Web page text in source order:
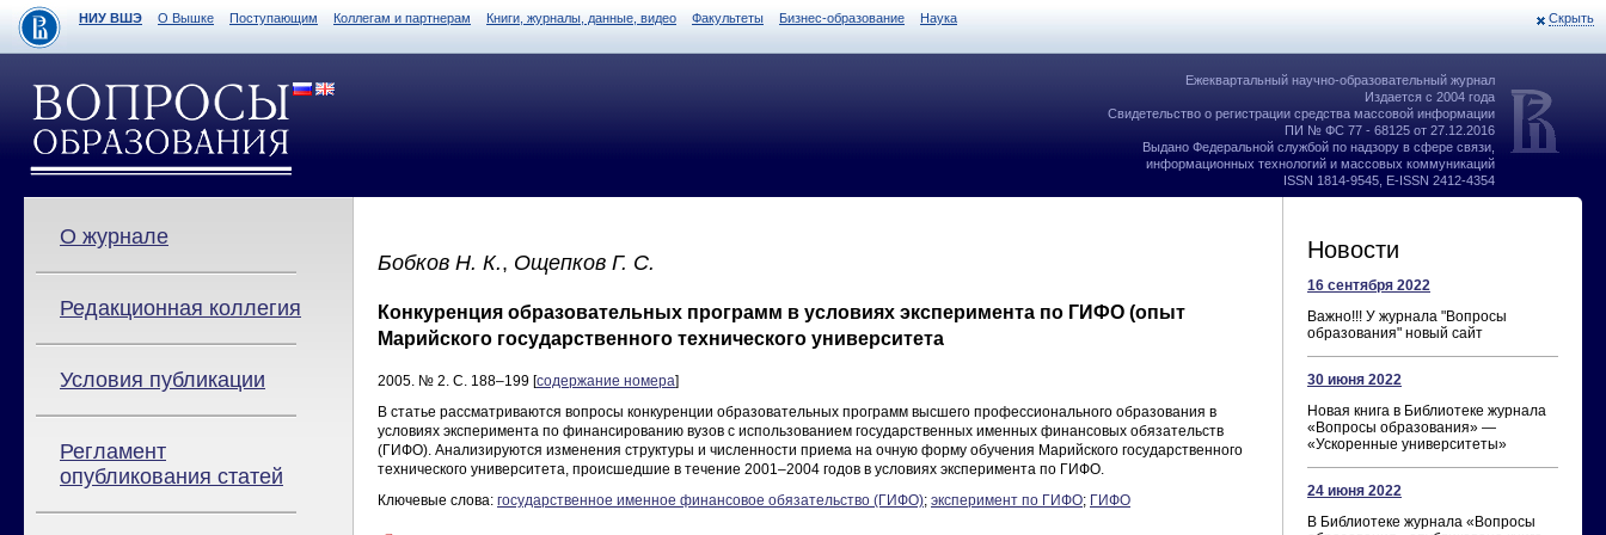
Скрыть
НИУ ВШЭ О Вышке Поступающим Коллегам и партнерам Книги, журналы, данные, видео Факультеты Бизнес-образование Наука
Ежеквартальный научно-образовательный журнал
Издается с 2004 года
Свидетельство о регистрации средства массовой информации
ПИ № ФС 77 - 68125 от 27.12.2016
Выдано Федеральной службой по надзору в сфере связи,
информационных технологий и массовых коммуникаций
ISSN 1814-9545, E-ISSN 2412-4354
О журнале
Редакционная коллегия
Условия публикации
Регламент
опубликования статей
Бобков Н. К., Ощепков Г. С.
Конкуренция образовательных программ в условиях эксперимента по ГИФО (опыт
Марийского государственного технического университета
2005. № 2. С. 188–199 [содержание номера]
В статье рассматриваются вопросы конкуренции образовательных программ высшего профессионального образования в
условиях эксперимента по финансированию вузов с использованием государственных именных финансовых обязательств
(ГИФО). Анализируются изменения структуры и численности приема на очную форму обучения Марийского государственного
технического университета, происшедшие в течение 2001–2004 годов в условиях эксперимента по ГИФО.
Ключевые слова: государственное именное финансовое обязательство (ГИФО); эксперимент по ГИФО; ГИФО
Новости
16 сентября 2022
Важно!!! У журнала "Вопросы
образования" новый сайт
30 июня 2022
Новая книга в Библиотеке журнала
«Вопросы образования» —
«Ускоренные университеты»
24 июня 2022
В Библиотеке журнала «Вопросы